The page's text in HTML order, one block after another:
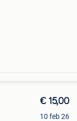
€ 15,00
10 feb 26